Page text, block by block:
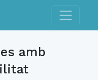
Toggle
amb